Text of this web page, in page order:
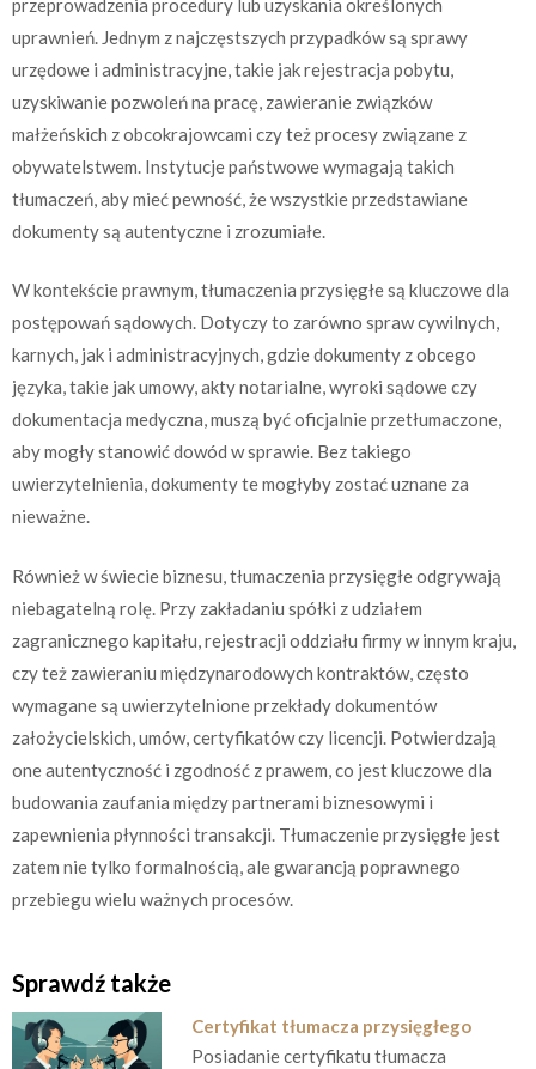
przeprowadzenia procedury lub uzyskania określonych
uprawnień. Jednym z najczęstszych przypadków są sprawy
urzędowe i administracyjne, takie jak rejestracja pobytu,
uzyskiwanie pozwoleń na pracę, zawieranie związków
małżeńskich z obcokrajowcami czy też procesy związane z
obywatelstwem. Instytucje państwowe wymagają takich
tłumaczeń, aby mieć pewność, że wszystkie przedstawiane
dokumenty są autentyczne i zrozumiałe.
W kontekście prawnym, tłumaczenia przysięgłe są kluczowe dla
postępowań sądowych. Dotyczy to zarówno spraw cywilnych,
karnych, jak i administracyjnych, gdzie dokumenty z obcego
języka, takie jak umowy, akty notarialne, wyroki sądowe czy
dokumentacja medyczna, muszą być oficjalnie przetłumaczone,
aby mogły stanowić dowód w sprawie. Bez takiego
uwierzytelnienia, dokumenty te mogłyby zostać uznane za
nieważne.
Również w świecie biznesu, tłumaczenia przysięgłe odgrywają
niebagatelną rolę. Przy zakładaniu spółki z udziałem
zagranicznego kapitału, rejestracji oddziału firmy w innym kraju,
czy też zawieraniu międzynarodowych kontraktów, często
wymagane są uwierzytelnione przekłady dokumentów
założycielskich, umów, certyfikatów czy licencji. Potwierdzają
one autentyczność i zgodność z prawem, co jest kluczowe dla
budowania zaufania między partnerami biznesowymi i
zapewnienia płynności transakcji. Tłumaczenie przysięgłe jest
zatem nie tylko formalnością, ale gwarancją poprawnego
przebiegu wielu ważnych procesów.
Sprawdź także
Certyfikat tłumacza przysięgłego
Posiadanie certyfikatu tłumacza